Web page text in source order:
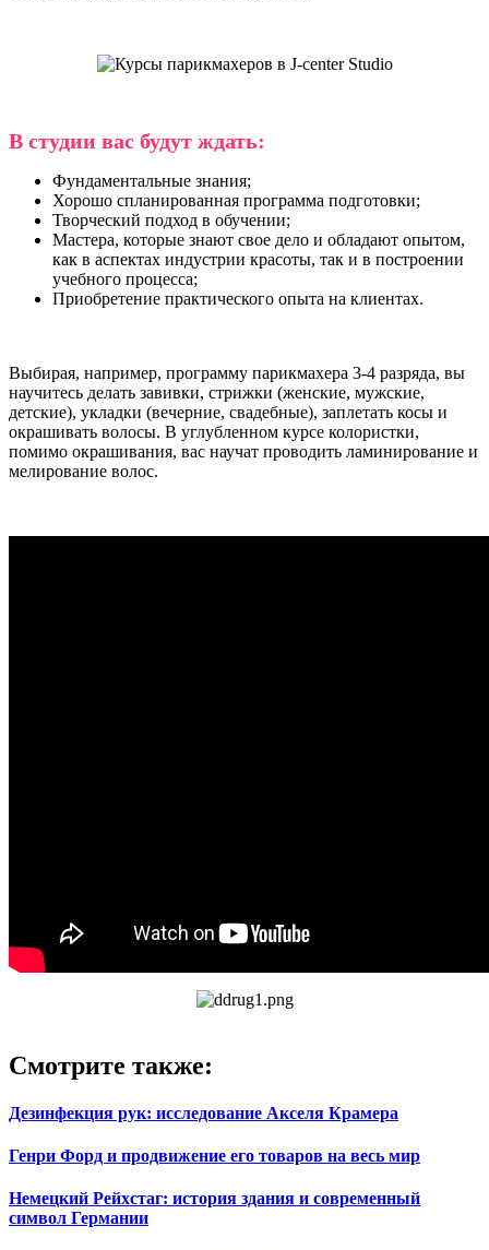
В студии вас будут ждать:
Фундаментальные знания;
Хорошо спланированная программа подготовки;
Творческий подход в обучении;
Мастера, которые знают свое дело и обладают опытом,
как в аспектах индустрии красоты, так и в построении
учебного процесса;
Приобретение практического опыта на клиентах.
Выбирая, например, программу парикмахера 3-4 разряда, вы
научитесь делать завивки, стрижки (женские, мужские,
детские), укладки (вечерние, свадебные), заплетать косы и
окрашивать волосы. В углубленном курсе колористки,
помимо окрашивания, вас научат проводить ламинирование и
мелирование волос.
Смотрите также:
Дезинфекция рук: исследование Акселя Крамера
Генри Форд и продвижение его товаров на весь мир
Немецкий Рейхстаг: история здания и современный
символ Германии